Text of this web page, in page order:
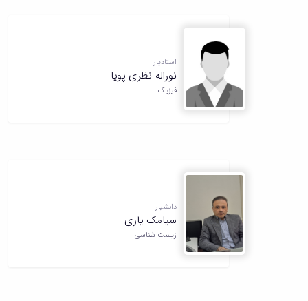
استادیار
نوراله نظری پویا
فیزیک
دانشیار
سیامک یاری
زیست شناسی